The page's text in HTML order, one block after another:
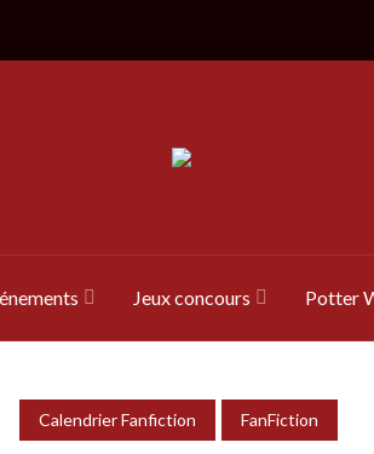
Jeux concours Potter
Calendrier Fanfiction FanFiction